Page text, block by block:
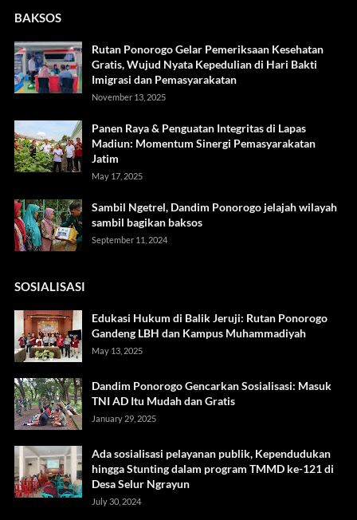
BAKSOS
Rutan Ponorogo Gelar Pemeriksaan Kesehatan
Gratis, Wujud Nyata Kepedulian di Hari Bakti
Imigrasi dan Pemasyarakatan
November 13, 2025
Panen Raya & Penguatan Integritas di Lapas
Madiun: Momentum Sinergi Pemasyarakatan
Jatim
May 17, 2025
Sambil Ngetrel, Dandim Ponorogo jelajah wilayah
sambil bagikan baksos
September 11, 2024
SOSIALISASI
Edukasi Hukum di Balik Jeruji: Rutan Ponorogo
Gandeng LBH dan Kampus Muhammadiyah
May 13, 2025
Dandim Ponorogo Gencarkan Sosialisasi: Masuk
TNI AD Itu Mudah dan Gratis
January 29, 2025
Ada sosialisasi pelayanan publik, Kependudukan
hingga Stunting dalam program TMMD ke-121 di
Desa Selur Ngrayun
July 30, 2024